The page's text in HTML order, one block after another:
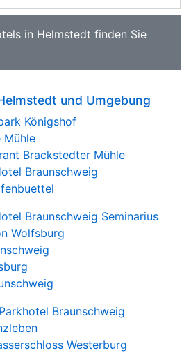
in Helmstedt finden Sie
und Umgebung
Königshof
Mühle
Brackstedter Mühle
Braunschweig
Braunschweig Seminarius
Wolfsburg
Braunschweig
Westerburg